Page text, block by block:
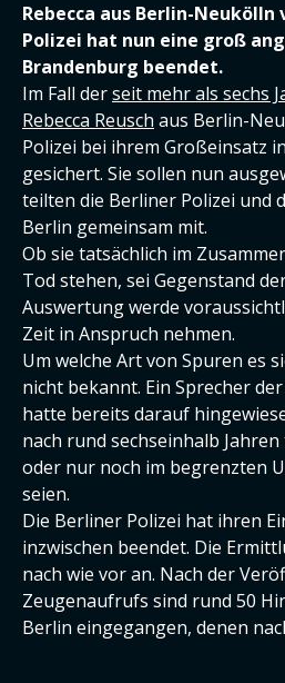
Rebecca aus Berlin-Neukölln
Polizei hat nun eine groß
Brandenburg beendet.
Im Fall derseit mehr als sechs
Rebecca Reusch aus Berlin-
Polizei bei ihrem Großeinsatz
gesichert. Sie sollen nun
teilten die Berliner Polizei und
Berlin gemeinsam mit.
Ob sie tatsächlich im
Tod stehen, sei Gegenstand
Auswertung werde
Zeit in Anspruch nehmen.
Um welche Art von Spuren es
nicht bekannt. Ein Sprecher
hatte bereits darauf
nach rund sechseinhalb
oder nur noch im begrenzten
seien.
Die Berliner Polizei hat ihren
inzwischen beendet. Die
nach wie vor an. Nach der
Zeugenaufrufs sind rund 50
Berlin eingegangen, denen